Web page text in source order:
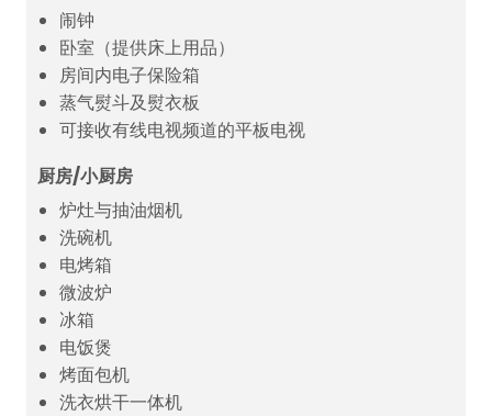
闹钟
卧室（提供床上用品）
房间内电子保险箱
蒸气熨斗及熨衣板
可接收有线电视频道的平板电视
厨房/小厨房
炉灶与抽油烟机
洗碗机
电烤箱
微波炉
冰箱
电饭煲
烤面包机
洗衣烘干一体机